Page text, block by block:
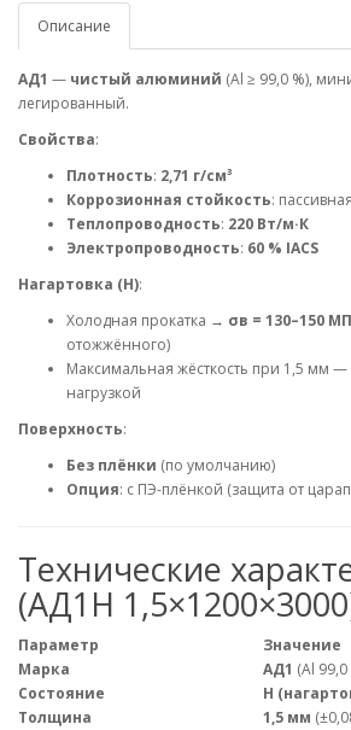
Описание
АД1 — чистый алюминий (Al ≥ 99,0 %),
легированный.
Свойства:
Плотность: 2,71 г/см³
Коррозионная стойкость:
Теплопроводность: 220 Вт/м·К
Электропроводность: 60 % IACS
Нагартовка (Н):
Холодная прокатка → σв = 130–150
отожжённого)
Максимальная жёсткость при 1,5 мм —
нагрузкой
Поверхность:
Без плёнки (по умолчанию)
Опция: с ПЭ-плёнкой (защита от
Технические
(АД1Н
Параметр
Значение
Марка
АД1 (Al 99,0
Состояние
Н
Толщина
1,5 мм